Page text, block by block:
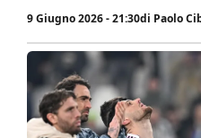
9 Giugno 2026 - 21:30di Paolo